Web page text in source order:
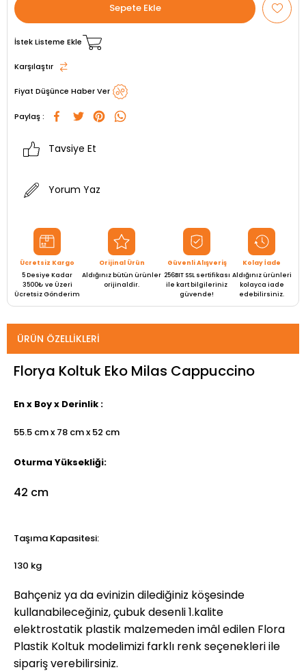
İstek Listeme Ekle
Karşılaştır
Fiyat Düşünce Haber Ver
Paylaş :
Tavsiye Et
Yorum Yaz
Ücretsiz Kargo
5 Desiye Kadar
3500₺ ve Üzeri
Ücretsiz Gönderim
Orijinal Ürün
Aldığınız bütün ürünler
orijinaldir.
Güvenli Alışveriş
256BIT SSL sertifikası
ile kart bilgileriniz
güvende!
Kolay İade
Aldığınız ürünleri
kolayca iade
edebilirsiniz.
ÜRÜN ÖZELLIKLERI
Florya Koltuk Eko Milas Cappuccino
En x Boy x Derinlik :
55.5 cm x 78 cm x 52 cm
Oturma Yüksekliği:
42 cm
Taşıma Kapasitesi:
130 kg
Bahçeniz ya da evinizin dilediğiniz köşesinde
kullanabileceğiniz, çubuk desenli 1.kalite
elektrostatik plastik malzemeden imâl edilen Flora
Plastik Koltuk modelimizi farklı renk seçenekleri ile
sipariş verebilirsiniz.